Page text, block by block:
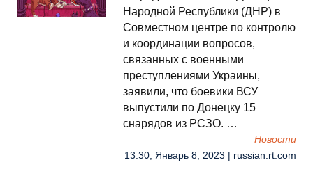
Народной Республики (ДНР) в
Совместном центре по контролю
и координации вопросов,
связанных с военными
преступлениями Украины,
заявили, что боевики ВСУ
выпустили по Донецку 15
снарядов из РСЗО. …
Новости
13:30, Январь 8, 2023 | russian.rt.com